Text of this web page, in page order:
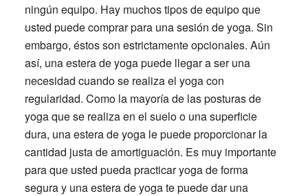
ningún equipo. Hay muchos tipos de equipo que
usted puede comprar para una sesión de yoga. Sin
embargo, éstos son estrictamente opcionales. Aún
así, una estera de yoga puede llegar a ser una
necesidad cuando se realiza el yoga con
regularidad. Como la mayoría de las posturas de
yoga que se realiza en el suelo o una superficie
dura, una estera de yoga le puede proporcionar la
cantidad justa de amortiguación. Es muy importante
para que usted pueda practicar yoga de forma
segura y una estera de yoga te puede dar una